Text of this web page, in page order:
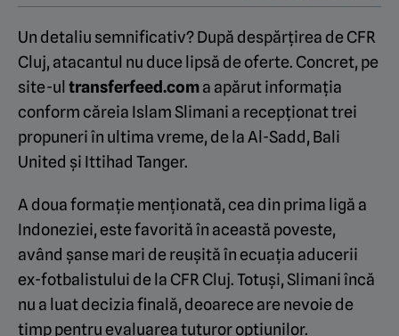
Un detaliu semnificativ? După despărțirea de CFR
Cluj, atacantul nu duce lipsă de oferte. Concret, pe
site-ul transferfeed.coma apărut informația
conform căreia Islam Slimani a recepționat trei
propuneri în ultima vreme, de la Al-Sadd, Bali
United și Ittihad Tanger.
A doua formație menționată, cea din prima ligă a
Indoneziei, este favorită în această poveste,
având șanse mari de reușită în ecuația aducerii
ex-fotbalistului de la CFR Cluj. Totuși, Slimani încă
nu a luat decizia finală, deoarece are nevoie de
timp pentru evaluarea tuturor opțiunilor.